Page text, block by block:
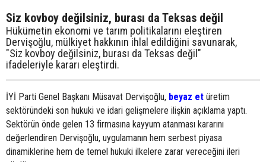
Siz kovboy değilsiniz, burası da Teksas değil
Hükümetin ekonomi ve tarım politikalarını eleştiren
Dervişoğlu, mülkiyet hakkının ihlal edildiğini savunarak,
"Siz kovboy değilsiniz, burası da Teksas değil"
ifadeleriyle kararı eleştirdi.
İYİ Parti Genel Başkanı Müsavat Dervişoğlu, beyaz et üretim
sektöründeki son hukuki ve idari gelişmelere ilişkin açıklama yaptı.
Sektörün önde gelen 13 firmasına kayyum atanması kararını
değerlendiren Dervişoğlu, uygulamanın hem serbest piyasa
dinamiklerine hem de temel hukuki ilkelere zarar vereceğini ileri